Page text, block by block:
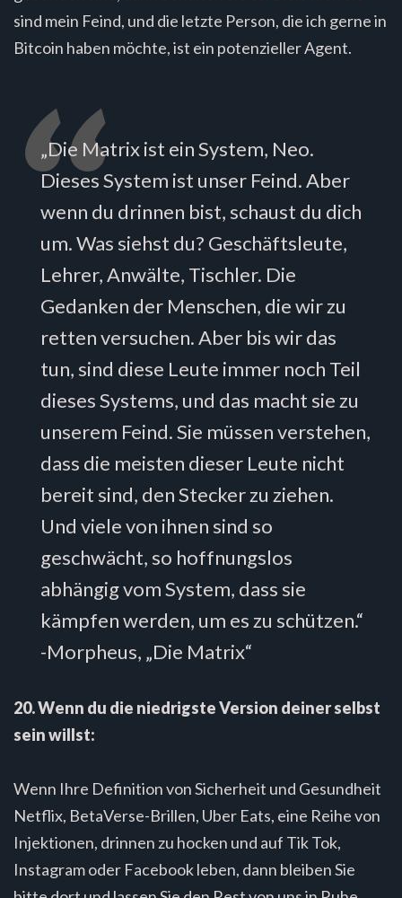
sind mein Feind, und die letzte Person, die ich gerne in
Bitcoin haben möchte, ist ein potenzieller Agent.
„Die Matrix ist ein System, Neo.
Dieses System ist unser Feind. Aber
wenn du drinnen bist, schaust du dich
um. Was siehst du? Geschäftsleute,
Lehrer, Anwälte, Tischler. Die
Gedanken der Menschen, die wir zu
retten versuchen. Aber bis wir das
tun, sind diese Leute immer noch Teil
dieses Systems, und das macht sie zu
unserem Feind. Sie müssen verstehen,
dass die meisten dieser Leute nicht
bereit sind, den Stecker zu ziehen.
Und viele von ihnen sind so
geschwächt, so hoffnungslos
abhängig vom System, dass sie
kämpfen werden, um es zu schützen.“
-Morpheus, „Die Matrix“
20. Wenn du die niedrigste Version deiner selbst
sein willst:
Wenn Ihre Definition von Sicherheit und Gesundheit
Netflix, BetaVerse-Brillen, Uber Eats, eine Reihe von
Injektionen, drinnen zu hocken und auf Tik Tok,
Instagram oder Facebook leben, dann bleiben Sie